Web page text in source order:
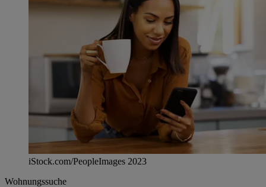
iStock.com/PeopleImages 2023
Wohnungssuche